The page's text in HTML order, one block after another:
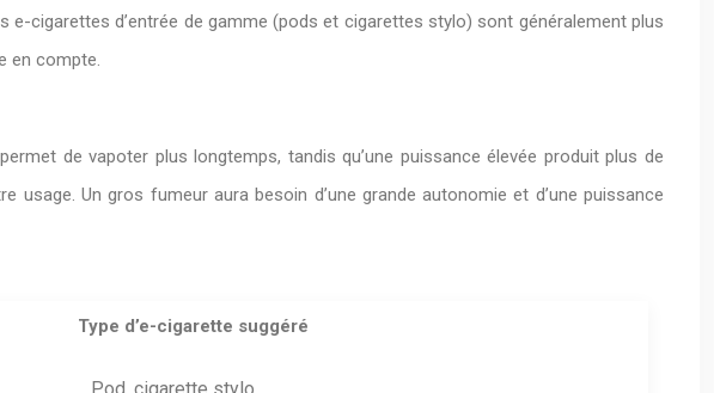
cigarettes d’entrée de gamme (pods et cigarettes stylo) sont généralement plus
en compte.
de vapoter plus longtemps, tandis qu’une puissance élevée produit plus de
Un gros fumeur aura besoin d’une grande autonomie et d’une puissance
Type d’e-cigarette suggéré